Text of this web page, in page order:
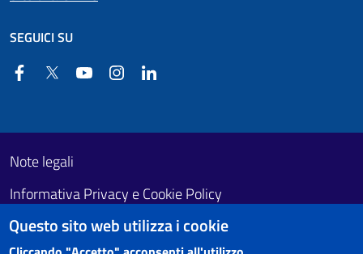
SEGUICI SU
FacebookTwitter YouTube Instagram
Footer First
Useful links section
Note legali
Informativa Privacy e Cookie Policy
Obiettivi di accessibilità
Questo sito web utilizza i cookie